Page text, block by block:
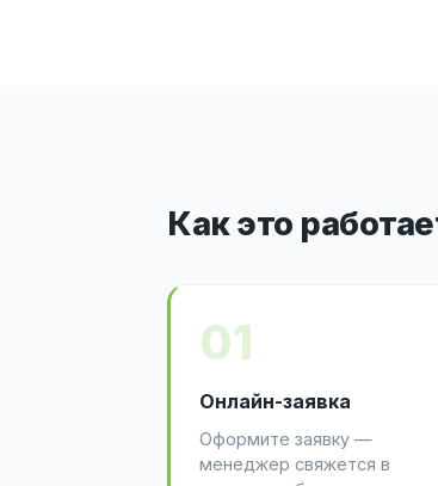
Как это
01
Онлайн-заявка
Оформите заявку —
менеджер свяжется в